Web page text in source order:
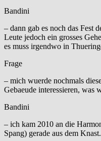
Bandini
– dann gab es noch das Fest
Leute jedoch ein grosses
es muss irgendwo in
Frage
– mich wuerde nochmals
Gebaeude interessieren, was
Bandini
– ich kam 2010 an die
Spang) gerade aus dem